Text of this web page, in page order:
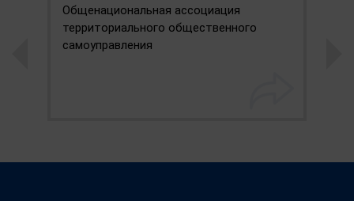
Общенациональная ассоциация
территориального общественного
самоуправления